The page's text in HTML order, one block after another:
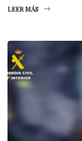
LEER MÁS